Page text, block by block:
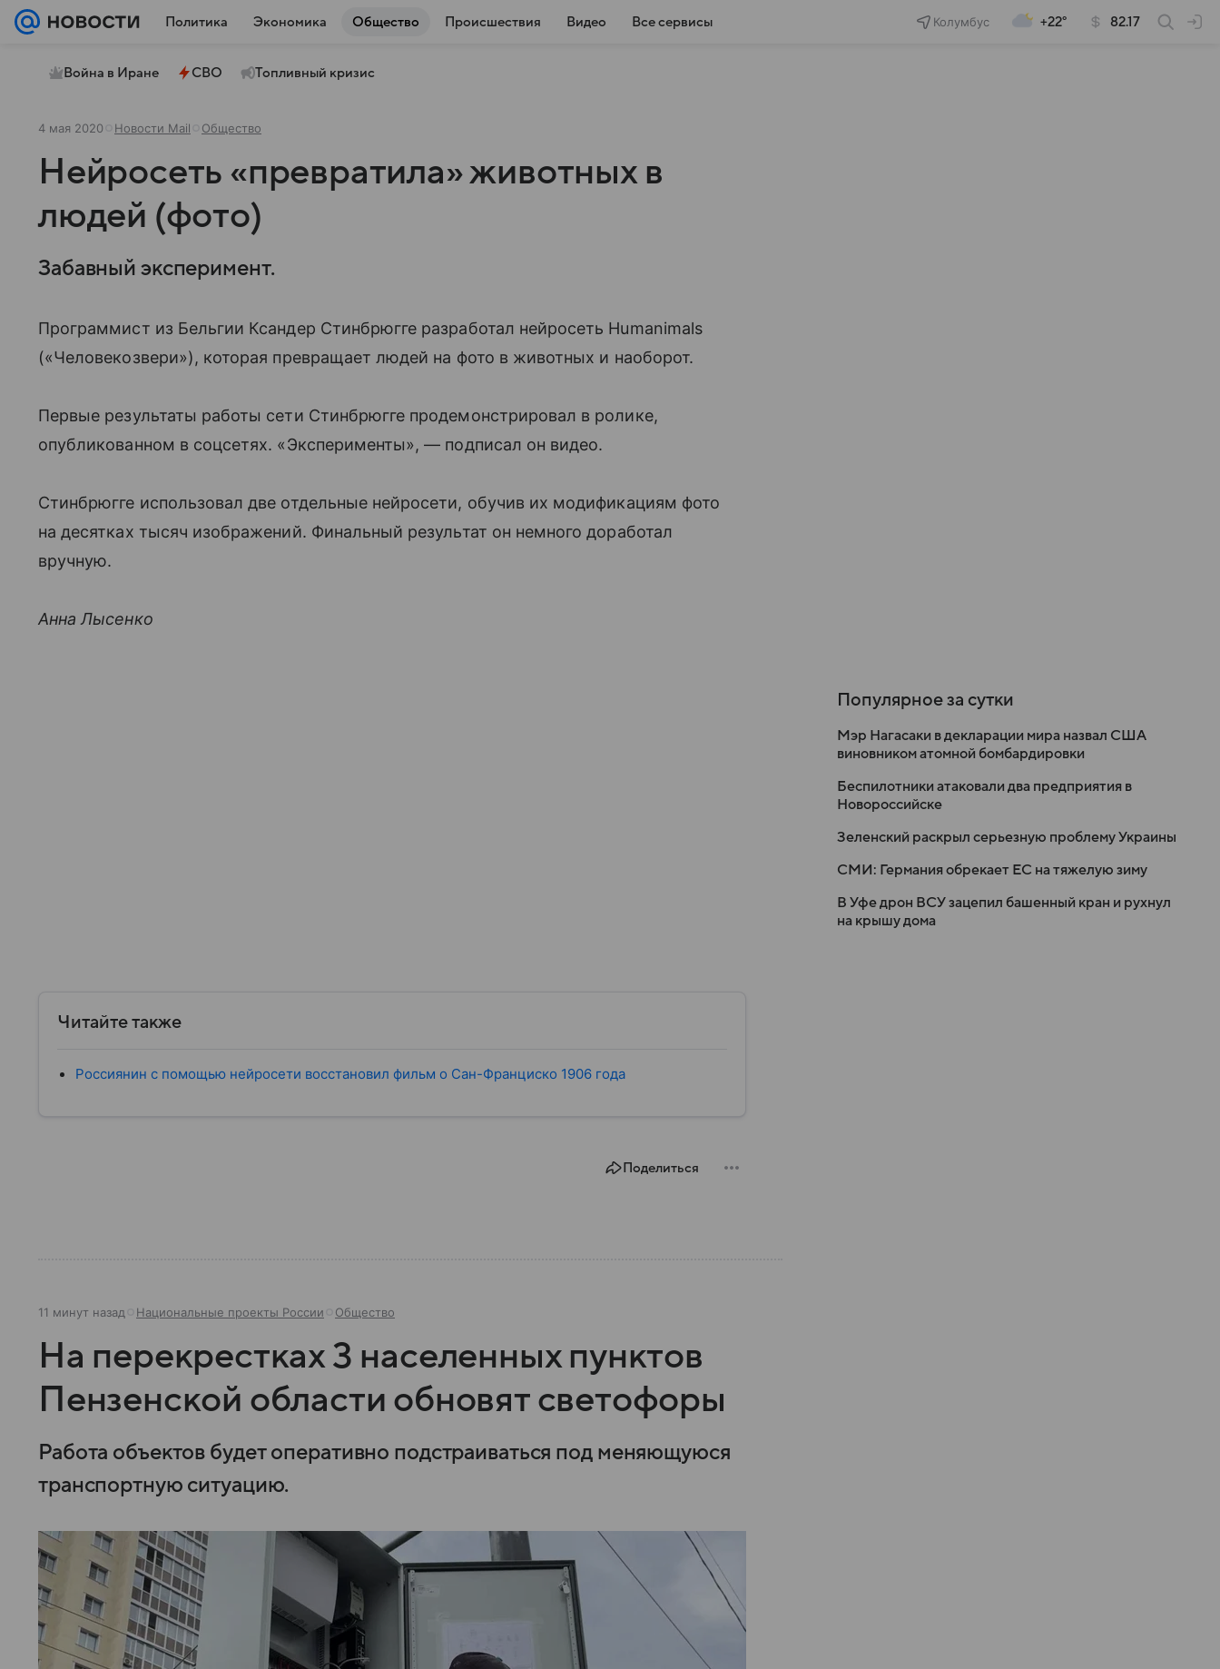
Политика Экономика Общество Происшествия Видео Все сервисы Колумбус +22° 82.17
Война в Иране СВО Топливный кризис
4 мая 2020 Новости Mail Общество
Нейросеть «превратила» животных в
людей (фото)
Забавный эксперимент.
Программист из Бельгии Ксандер Стинбрюгге разработал нейросеть Humanimals
(«Человекозвери»), которая превращает людей на фото в животных и наоборот.
Первые результаты работы сети Стинбрюгге продемонстрировал в ролике,
опубликованном в соцсетях. «Эксперименты», — подписал он видео.
Стинбрюгге использовал две отдельные нейросети, обучив их модификациям фото
на десятках тысяч изображений. Финальный результат он немного доработал
вручную.
Анна Лысенко
Читайте также
Россиянин с помощью нейросети восстановил фильм о Сан-Франциско 1906 года
Поделиться
11 минут назад Национальные проекты России Общество
На перекрестках 3 населенных пунктов
Пензенской области обновят светофоры
Работа объектов будет оперативно подстраиваться под меняющуюся
транспортную ситуацию.
Популярное за сутки
Мэр Нагасаки в декларации мира назвал США
виновником атомной бомбардировки
Беспилотники атаковали два предприятия в
Новороссийске
Зеленский раскрыл серьезную проблему Украины
СМИ: Германия обрекает ЕС на тяжелую зиму
В Уфе дрон ВСУ зацепил башенный кран и рухнул
на крышу дома